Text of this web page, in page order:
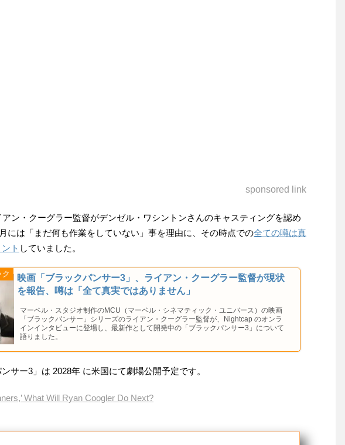
sponsored link
アン・クーグラー監督がデンゼル・ワシントンさんのキャスティングを認め
には「まだ何も作業をしていない」事を理由に、その時点での全ての噂は真
ト していました。
映画「ブラックパンサー3」、ライアン・クーグラー監督が現状
を報告、噂は「全て真実ではありません」
マーベル・スタジオ制作のMCU（マーベル・シネマティック・ユニバース）の映画
「ブラックパンサー」シリーズのライアン・クーグラー監督が、Nightcap のオンラ
インインタビューに登場し、最新作として開発中の「ブラックパンサー3」について
語りました。
サー3」は 2028年 に米国にて劇場公開予定です。
What Will Ryan Coogler Do Next?